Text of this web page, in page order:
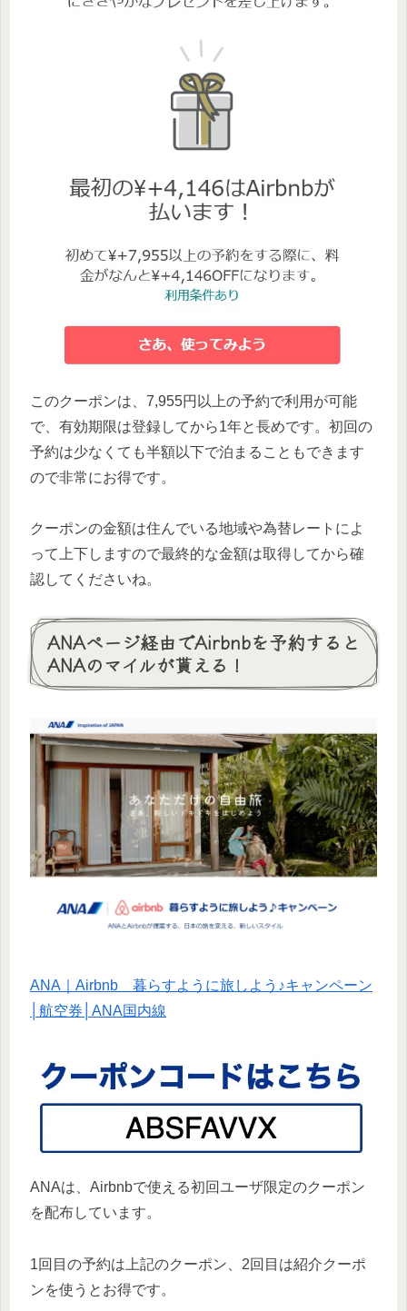
このクーポンは、7,955円以上の予約で利用が可能
で、有効期限は登録してから1年と長めです。初回の
予約は少なくても半額以下で泊まることもできます
ので非常にお得です。
クーポンの金額は住んでいる地域や為替レートによ
って上下しますので最終的な金額は取得してから確
認してくださいね。
ANAページ経由でAirbnbを予約すると
ANAのマイルが貰える！
ANA｜Airbnb 暮らすように旅しよう♪キャンペーン
│航空券│ANA国内線
ANAは、Airbnbで使える初回ユーザ限定のクーポン
を配布しています。
1回目の予約は上記のクーポン、2回目は紹介クーポ
ンを使うとお得です。